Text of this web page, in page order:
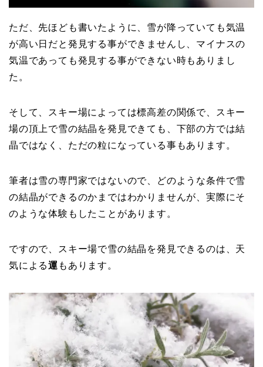
ただ、先ほども書いたように、雪が降っていても気温
が高い日だと発見する事ができませんし、マイナスの
気温であっても発見する事ができない時もありまし
た。
そして、スキー場によっては標高差の関係で、スキー
場の頂上で雪の結晶を発見できても、下部の方では結
晶ではなく、ただの粒になっている事もあります。
筆者は雪の専門家ではないので、どのような条件で雪
の結晶ができるのかまではわかりませんが、実際にそ
のような体験もしたことがあります。
ですので、スキー場で雪の結晶を発見できるのは、天
気による運 もあります。